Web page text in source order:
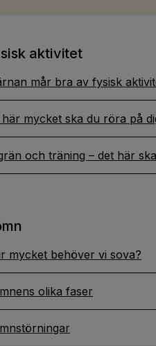
aktivitet
mår bra av fysisk
här mycket ska du röra på
och träning – det här
mycket behöver vi sova?
olika faser